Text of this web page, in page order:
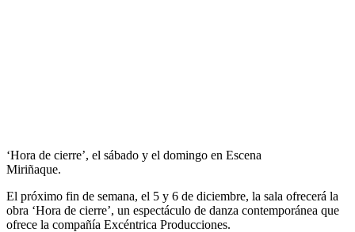
‘Hora de cierre’, el sábado y el domingo en Escena
Miriñaque.
El próximo fin de semana, el 5 y 6 de diciembre, la sala ofrecerá la
obra ‘Hora de cierre’, un espectáculo de danza contemporánea que
ofrece la compañía Excéntrica Producciones.